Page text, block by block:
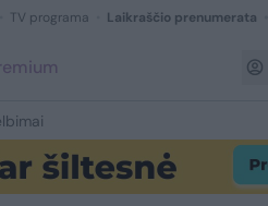
TV programa Laikraščio prenumerata